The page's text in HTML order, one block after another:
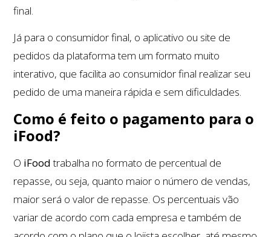
final.
Já para o consumidor final, o aplicativo ou site de
pedidos da plataforma tem um formato muito
interativo, que facilita ao consumidor final realizar seu
pedido de uma maneira rápida e sem dificuldades.
Como é feito o pagamento para o
iFood?
O iFoodtrabalha no formato de percentual de
repasse, ou seja, quanto maior o número de vendas,
maior será o valor de repasse. Os percentuais vão
variar de acordo com cada empresa e também de